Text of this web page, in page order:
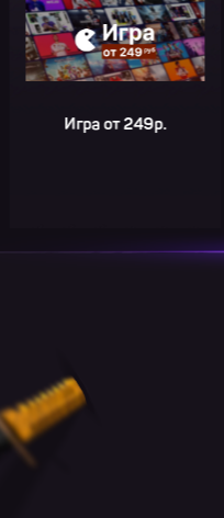
Игра от 249р.